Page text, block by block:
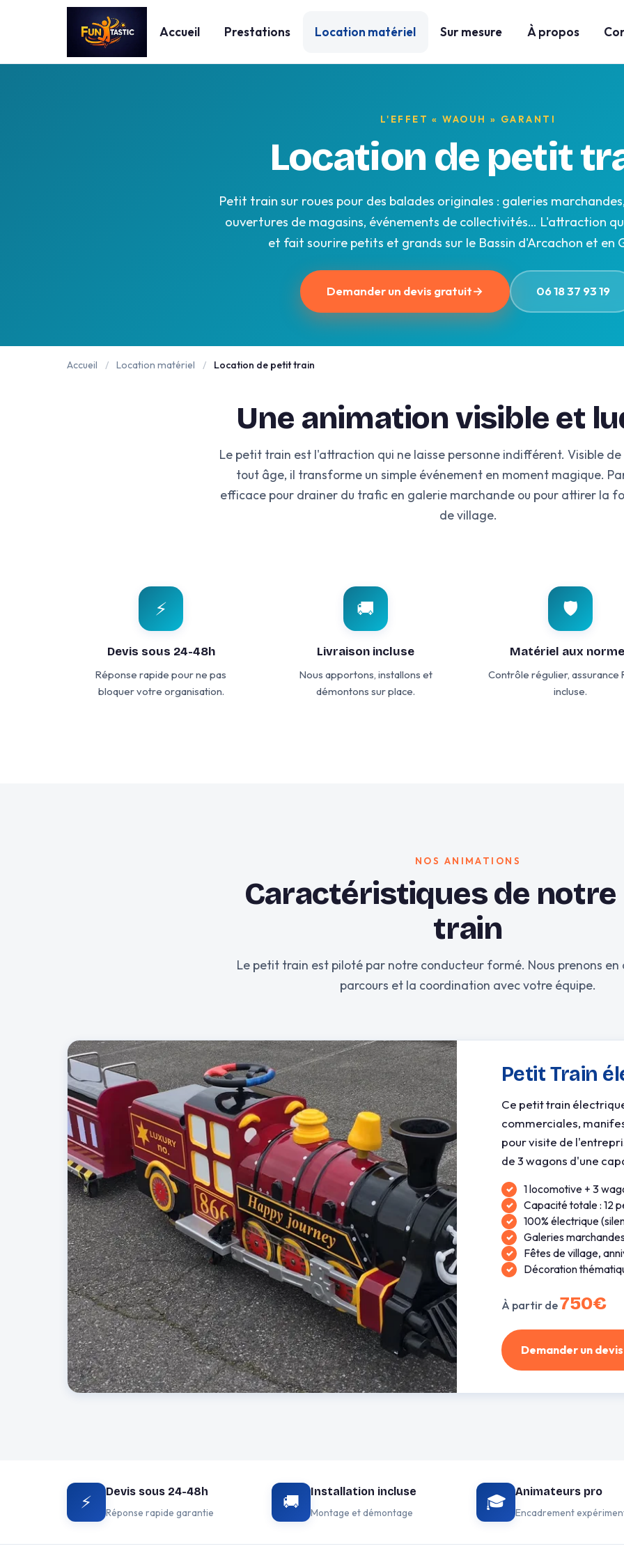
Accueil Prestations Location matériel Sur mesure À propos
L'EFFET « WAOUH » GARANTI
Location de petit
Petit train sur roues pour des balades originales : galeries
ouvertures de magasins, événements de collectivités… L'attraction
et fait sourire petits et grands sur le Bassin d'Arcachon et en
Demander un devis gratuit→ 06 18 37 93 19
Accueil / Location matériel / Location de petit train
Une animation visible et
Le petit train est l'attraction qui ne laisse personne indifférent. Visible de
tout âge, il transforme un simple événement en moment magique.
efficace pour drainer du trafic en galerie marchande ou pour attirer la
de village.
⚡
Devis sous 24-48h
Réponse rapide pour ne pas
bloquer votre organisation.
🚚
Livraison incluse
Nous apportons, installons et
démontons sur place.
🛡️
Matériel aux
Contrôle régulier, assurance
incluse.
NOS ANIMATIONS
Caractéristiques de
train
Le petit train est piloté par notre conducteur formé. Nous prenons
parcours et la coordination avec votre équipe.
Petit Train
Ce petit train
commerciales,
pour visite de
de 3 wagons d'une
1 locomotive + 3
Capacité totale : 12
100% électrique
Galeries
Fêtes de village,
Décoration
À partir de750€
Demander un devis
⚡ Devis sous 24-48h
Réponse rapide garantie
🚚 Installation incluse
Montage et démontage
🎓 Animateurs pro
Encadrement